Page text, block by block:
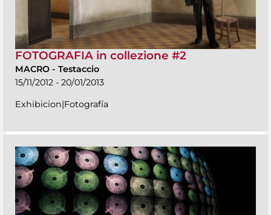
FOTOGRAFIA in collezione #2
MACRO - Testaccio
15/11/2012 - 20/01/2013
Exhibicion|Fotografía